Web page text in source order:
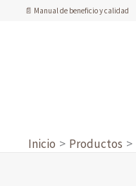
📄 Manual de beneficio y calidad
Inicio Productos